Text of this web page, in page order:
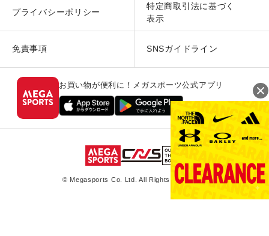
プライバシーポリシー
特定商取引法に基づく
表示
免責事項 SNSガイドライン
お買い物が便利に！メガスポーツ公式アプリ
© Megasports Co. Ltd. All Rights Reserved.